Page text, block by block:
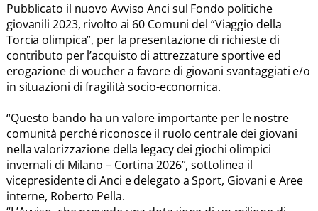
Pubblicato il nuovo Avviso Anci sul Fondo politiche
giovanili 2023, rivolto ai 60 Comuni del “Viaggio della
Torcia olimpica”, per la presentazione di richieste di
contributo per l’acquisto di attrezzature sportive ed
erogazione di voucher a favore di giovani svantaggiati e/o
in situazioni di fragilità socio-economica.
“Questo bando ha un valore importante per le nostre
comunità perché riconosce il ruolo centrale dei giovani
nella valorizzazione della legacy dei giochi olimpici
invernali di Milano – Cortina 2026”, sottolinea il
vicepresidente di Anci e delegato a Sport, Giovani e Aree
interne, Roberto Pella.